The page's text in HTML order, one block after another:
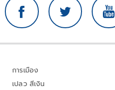
การเมือง
เปลว สีเงิน